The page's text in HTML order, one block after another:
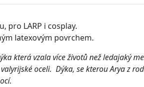
pro LARP i cosplay.
latexovým povrchem.
která vzala více životů než ledajaký
oceli. Dýka, se kterou Arya z